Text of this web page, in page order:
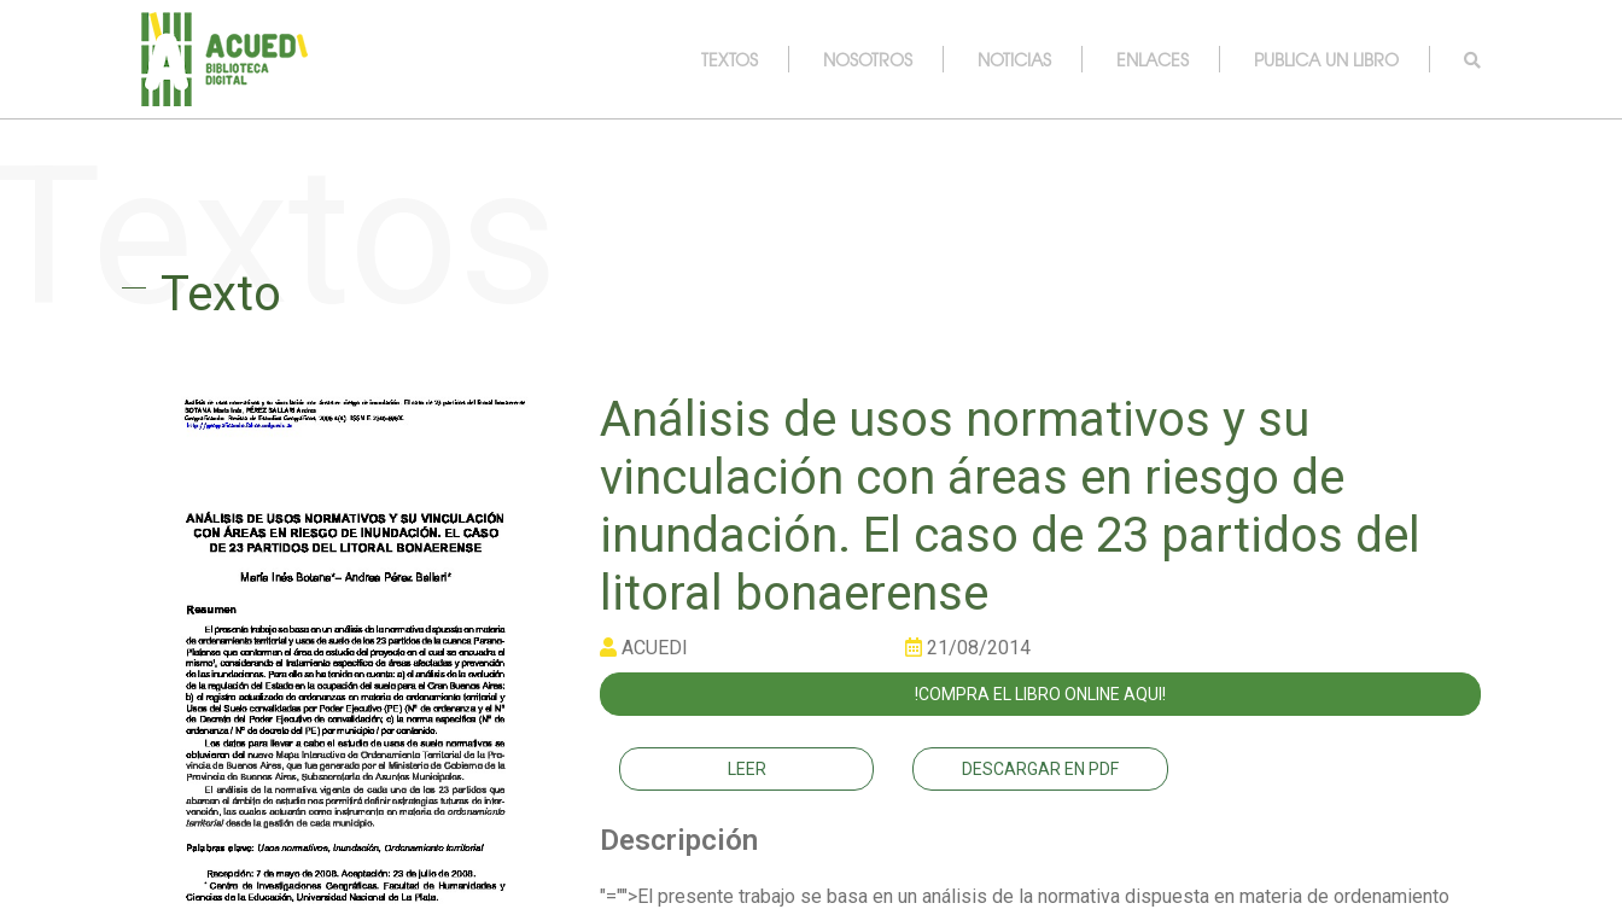
TEXTOS NOSOTROS NOTICIAS ENLACES PUBLICA UN LIBRO
Texto
Análisis de usos normativos y su
vinculación con áreas en riesgo de
inundación. El caso de 23 partidos del
litoral bonaerense
ACUEDI 21/08/2014
!COMPRA EL LIBRO ONLINE AQUI!
LEER DESCARGAR EN PDF
Descripción
"="">El presente trabajo se basa en un análisis de la normativa dispuesta en materia de ordenamiento